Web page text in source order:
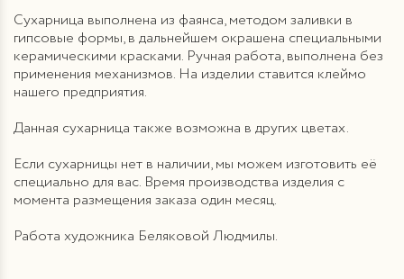
Сухарница выполнена из фаянса, методом заливки в
гипсовые формы, в дальнейшем окрашена специальными
керамическими красками. Ручная работа, выполнена без
применения механизмов. На изделии ставится клеймо
нашего предприятия.
Данная сухарница также возможна в других цветах.
Если сухарницы нет в наличии, мы можем изготовить её
специально для вас. Время производства изделия с
момента размещения заказа один месяц.
Работа художника Беляковой Людмилы.